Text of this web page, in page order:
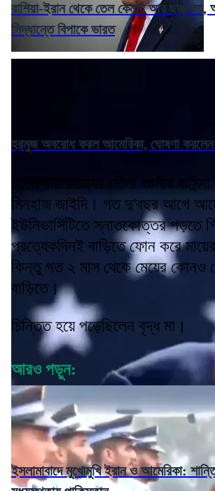
রাশিয়া-ইরান থেকে তেল কেনায় আর ছাড় নয়,
সিদ্ধান্তে বিপাকে ভারত
হরমুজ অবরোধ করল আমেরিকা, ঘোষণা করলেন
তেলেঙ্গানা রাজ্যের মৌলা আলীর
মিনহাজ জাইদি। গত দু'বছর আগে
ইউনিভার্সিটিতে স্নাতকোত্তর পড়তে
প্রত্যেকদিনই বাড়িতে ফোন করে
কিন্তু গত ২ মাস থেকে মেয়ের কোনও
বাড়িতে।
চিন্তিত হয়ে পড়েছিলেন বৃদ্ধ মা।
আরও পড়ুন:
ইসলামাবাদে মুখোমুখি ইরান ও আমেরিকা: